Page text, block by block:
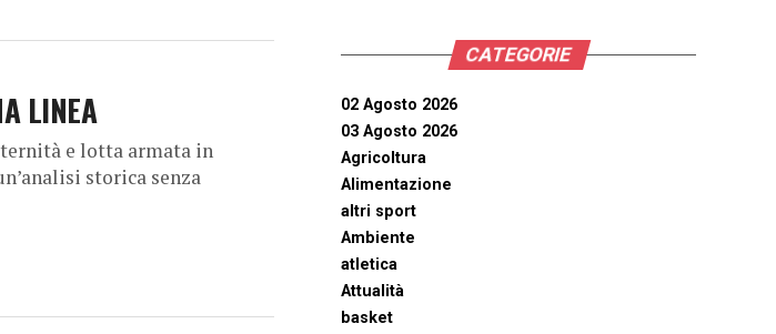
LINEA
e lotta armata in
storica senza
CATEGORIE
02 Agosto 2026
03 Agosto 2026
Agricoltura
Alimentazione
altri sport
Ambiente
atletica
Attualità
basket